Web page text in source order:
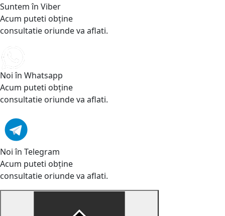
Suntem în Viber
Acum puteti obține
consultatie oriunde va aflati.
Noi în Whatsapp
Acum puteti obține
consultatie oriunde va aflati.
Noi în Telegram
Acum puteti obține
consultatie oriunde va aflati.